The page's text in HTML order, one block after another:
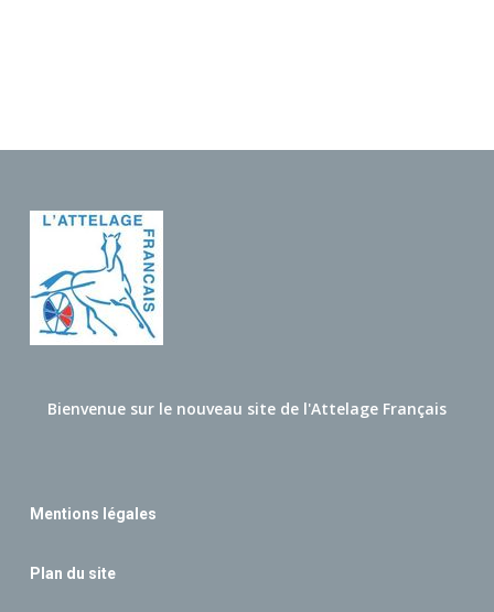
Bienvenue sur le nouveau site de l'Attelage Français
Mentions légales
Plan du site